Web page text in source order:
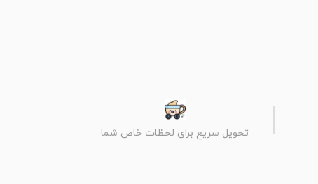
تحویل سریع برای لحظات خاص شما